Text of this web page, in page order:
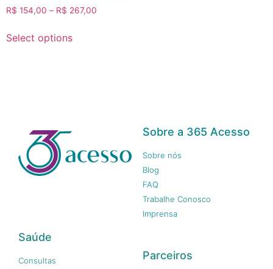
R$ 154,00 – R$ 267,00
Select options
Sobre a 365 Acesso
Sobre nós
Blog
FAQ
Trabalhe Conosco
Imprensa
Saúde
Consultas
Parceiros